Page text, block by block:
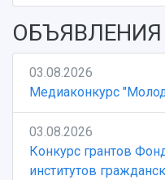
ОБЪЯВЛЕНИЯ
03.08.2026
Медиаконкурс
03.08.2026
Конкурс грантов
институтов